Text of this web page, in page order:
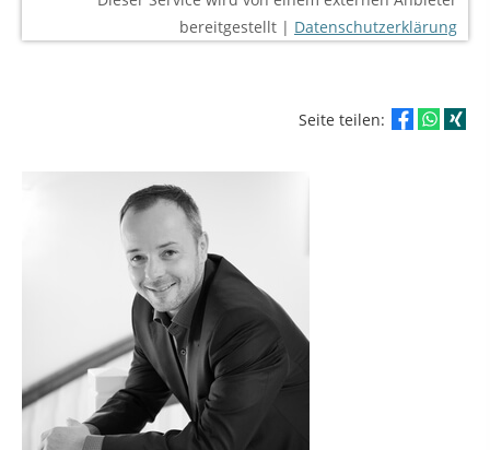
bereitgestellt | Datenschutzerklärung
Seite teilen: